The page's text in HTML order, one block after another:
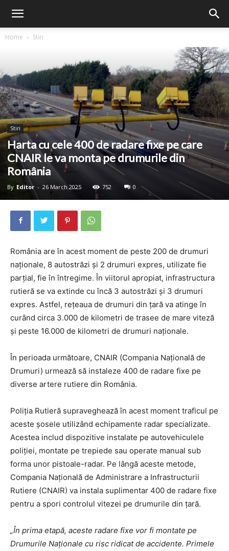
Home Stiri
Stiri
Harta cu cele 400 de radare fixe pe care
CNAIR le va monta pe drumurile din
România
By Editor - 26 March 2025 752 0
România are în acest moment de peste 200 de drumuri
naționale, 8 autostrăzi și 2 drumuri expres, utilizate fie
parțial, fie în întregime. În viitorul apropiat, infrastructura
rutieră se va extinde cu încă 3 autostrăzi și 3 drumuri
expres. Astfel, rețeaua de drumuri din țară va atinge în
curând circa 3.000 de kilometri de trasee de mare viteză
și peste 16.000 de kilometri de drumuri naționale.
În perioada următoare, CNAIR (Compania Națională de
Drumuri) urmează să instaleze 400 de radare fixe pe
diverse artere rutiere din România.
Poliția Rutieră supraveghează în acest moment traficul pe
aceste șosele utilizând echipamente radar specializate.
Acestea includ dispozitive instalate pe autovehiculele
poliției, montate pe trepiede sau operate manual sub
forma unor pistoale-radar. Pe lângă aceste metode,
Compania Națională de Administrare a Infrastructurii
Rutiere (CNAIR) va instala suplimentar 400 de radare fixe
pentru a spori controlul vitezei pe drumurile din țară.
„În prima etapă, aceste radare fixe vor fi montate pe
Drumurile Naționale cu risc ridicat de accidente. Primele